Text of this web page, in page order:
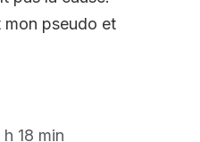
mon pseudo et
18 min